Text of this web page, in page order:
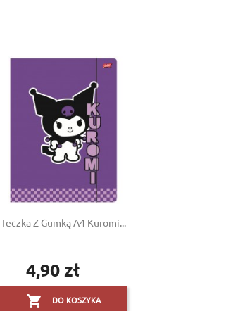
Teczka Z Gumką A4 Kuromi...
Cena
4,90 zł
 DO KOSZYKA